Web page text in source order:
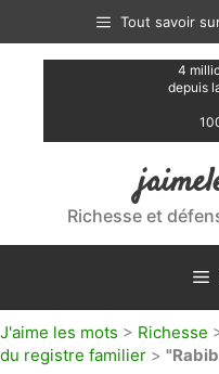
contenu
Tout savoir
4
depuis
Richesse et
J'aime les mots > Richesse
du registre familier >